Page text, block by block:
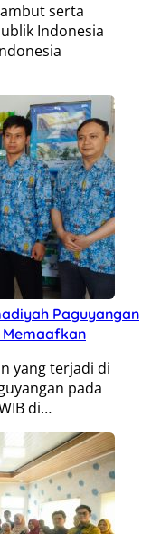
serta
Indonesia
Paguyangan
Memaafkan
yang terjadi di
pada
di…